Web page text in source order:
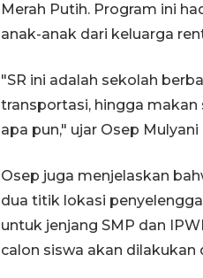
Merah Putih. Program ini
anak-anak dari keluarga
"SR ini adalah sekolah
transportasi, hingga
apa pun," ujar Osep
Osep juga menjelaskan
dua titik lokasi
untuk jenjang SMP dan
calon siswa akan dilakukan